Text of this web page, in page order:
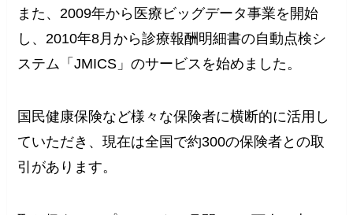
また、2009年から医療ビッグデータ事業を開始
し、2010年8月から診療報酬明細書の自動点検シ
ステム「JMICS」のサービスを始めました。
国民健康保険など様々な保険者に横断的に活用し
ていただき、現在は全国で約300の保険者との取
引があります。